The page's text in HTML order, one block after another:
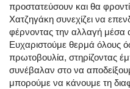
προστατεύσουν και θα
Χατζηγάκη συνεχίζει να
φέρνοντας την αλλαγή μέσα
Ευχαριστούμε θερμά όλους
πρωτοβουλία, στηρίζοντας
συνέβαλαν στο να
μπορούμε να κάνουμε τη